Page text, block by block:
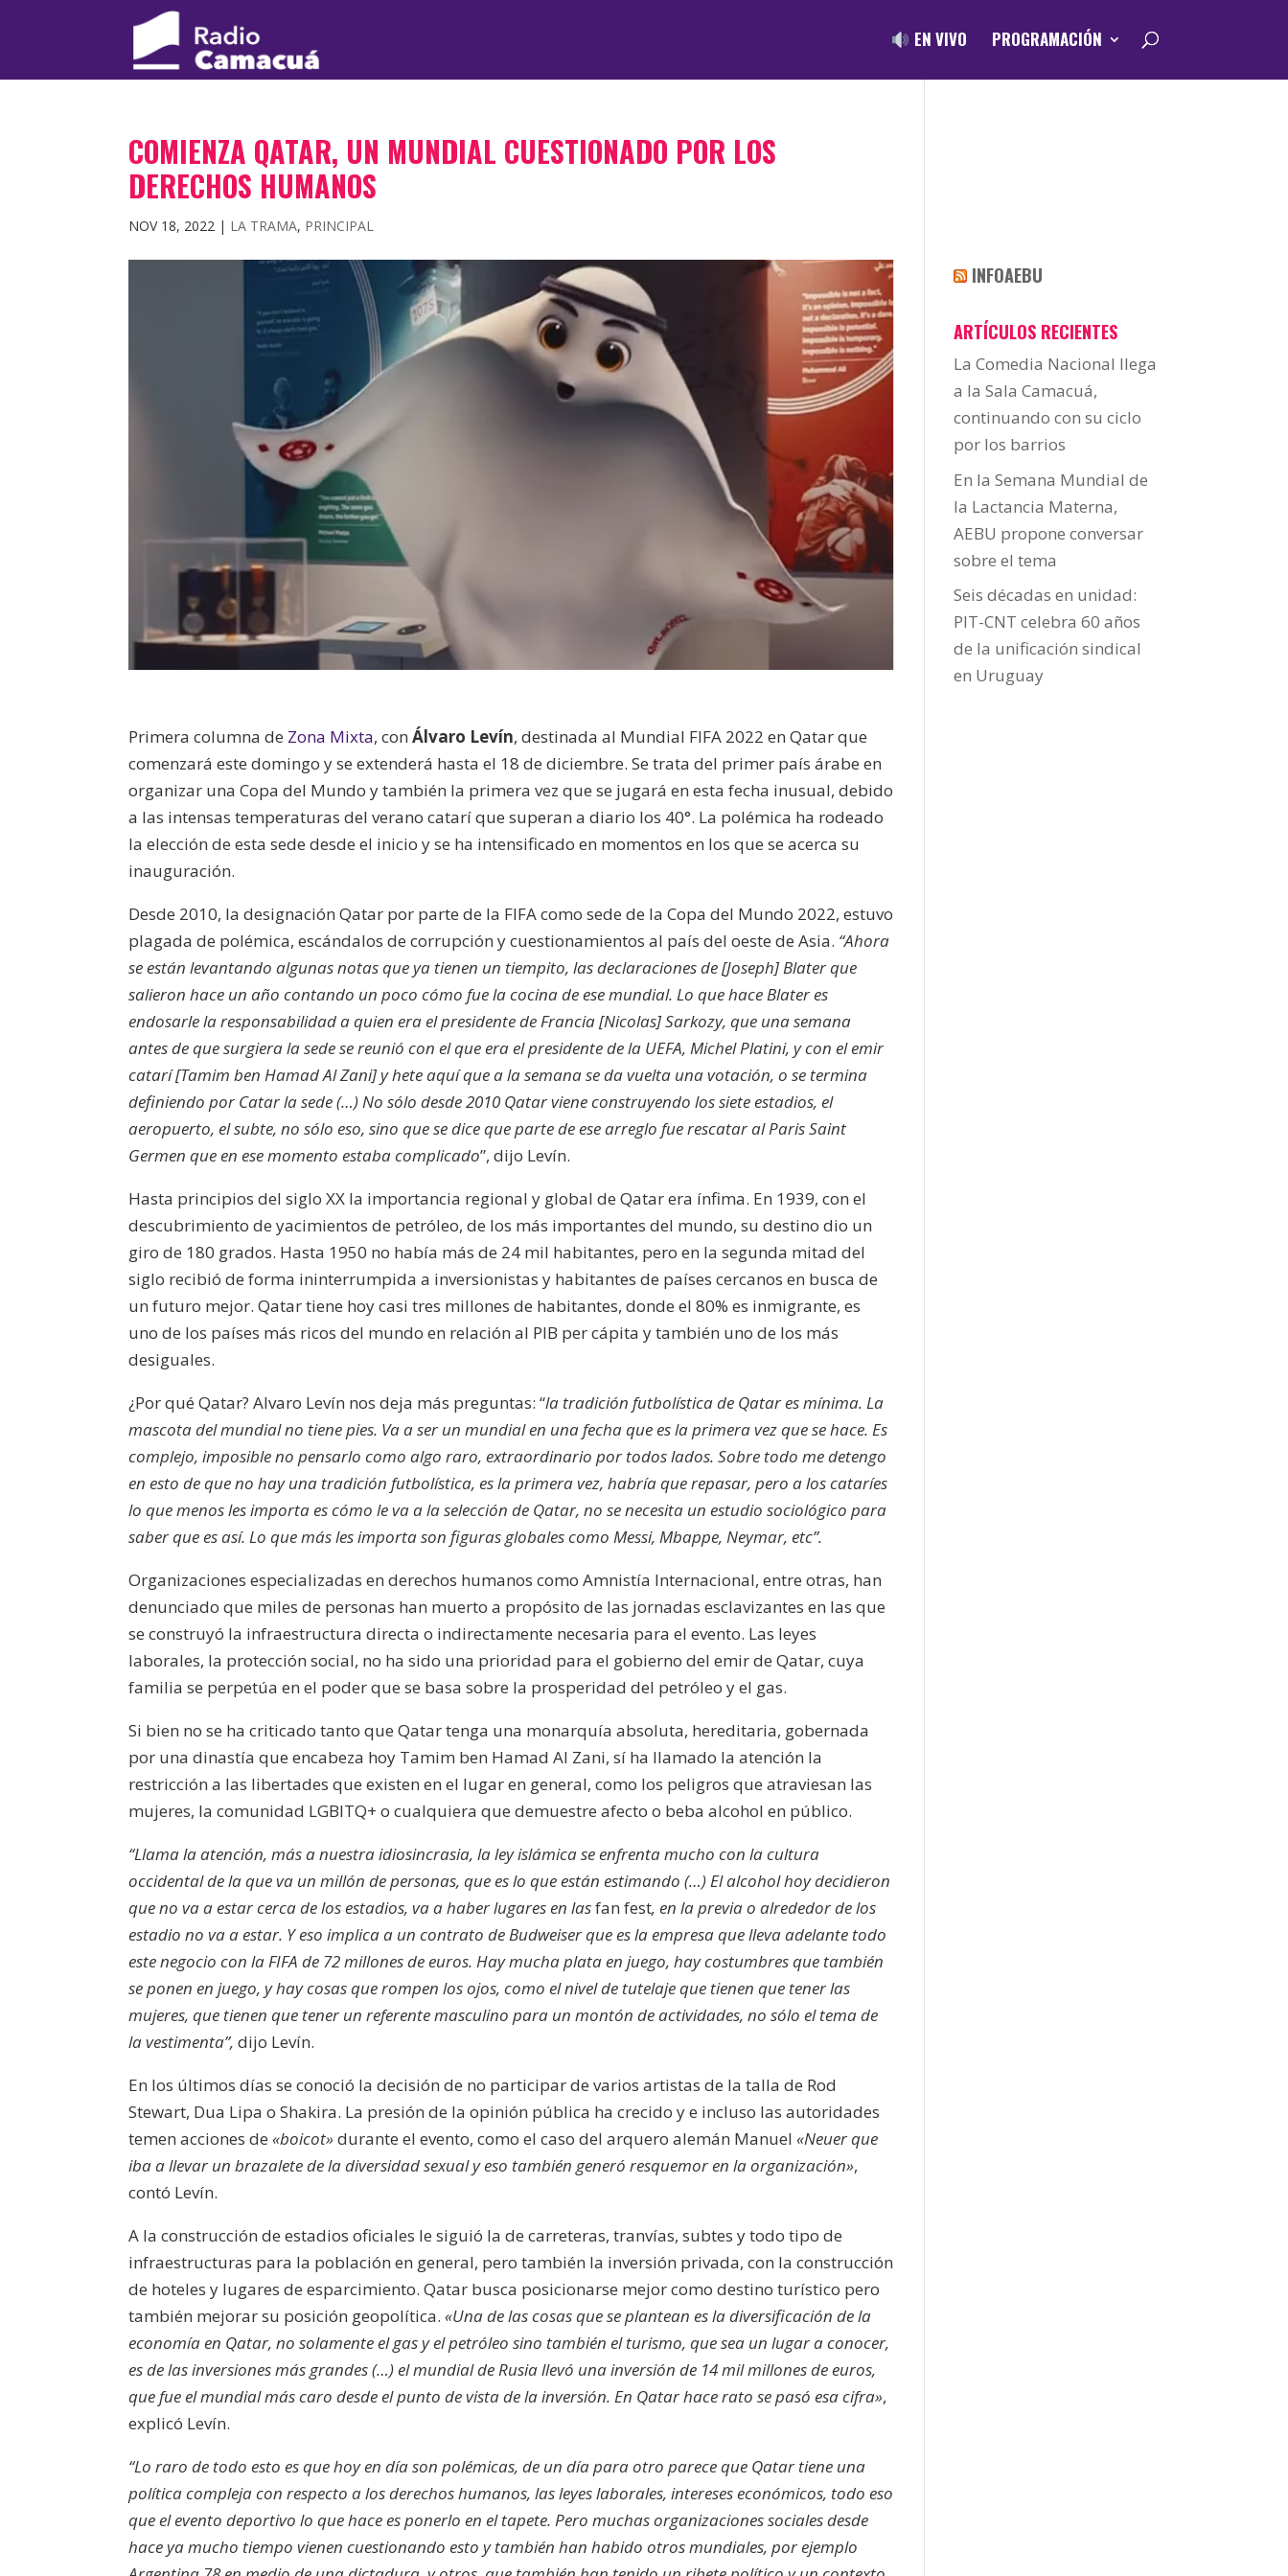
EN VIVO PROGRAMACIÓN
COMIENZA QATAR, UN MUNDIAL CUESTIONADO POR LOS
DERECHOS HUMANOS
NOV 18, 2022 | LA TRAMA, PRINCIPAL
Primera columna de Zona Mixta, conÁlvaro Levín, destinada al Mundial FIFA 2022 en Qatar que
comenzará este domingo y se extenderá hasta el 18 de diciembre. Se trata del primer país árabe en
organizar una Copa del Mundo y también la primera vez que se jugará en esta fecha inusual, debido
a las intensas temperaturas del verano catarí que superan a diario los 40°. La polémica ha rodeado
la elección de esta sede desde el inicio y se ha intensificado en momentos en los que se acerca su
inauguración.
Desde 2010, la designación Qatar por parte de la FIFA como sede de la Copa del Mundo 2022, estuvo
plagada de polémica, escándalos de corrupción y cuestionamientos al país del oeste de Asia. “Ahora
se están levantando algunas notas que ya tienen un tiempito, las declaraciones de [Joseph] Blater que
salieron hace un año contando un poco cómo fue la cocina de ese mundial. Lo que hace Blater es
endosarle la responsabilidad a quien era el presidente de Francia [Nicolas] Sarkozy, que una semana
antes de que surgiera la sede se reunió con el que era el presidente de la UEFA, Michel Platini, y con el emir
catarí [Tamim ben Hamad Al Zani] y hete aquí que a la semana se da vuelta una votación, o se termina
definiendo por Catar la sede (…) No sólo desde 2010 Qatar viene construyendo los siete estadios, el
aeropuerto, el subte, no sólo eso, sino que se dice que parte de ese arreglo fue rescatar al Paris Saint
Germen que en ese momento estaba complicado”, dijo Levín.
Hasta principios del siglo XX la importancia regional y global de Qatar era ínfima. En 1939, con el
descubrimiento de yacimientos de petróleo, de los más importantes del mundo, su destino dio un
giro de 180 grados. Hasta 1950 no había más de 24 mil habitantes, pero en la segunda mitad del
siglo recibió de forma ininterrumpida a inversionistas y habitantes de países cercanos en busca de
un futuro mejor. Qatar tiene hoy casi tres millones de habitantes, donde el 80% es inmigrante, es
uno de los países más ricos del mundo en relación al PIB per cápita y también uno de los más
desiguales.
¿Por qué Qatar? Alvaro Levín nos deja más preguntas: “la tradición futbolística de Qatar es mínima. La
mascota del mundial no tiene pies. Va a ser un mundial en una fecha que es la primera vez que se hace. Es
complejo, imposible no pensarlo como algo raro, extraordinario por todos lados. Sobre todo me detengo
en esto de que no hay una tradición futbolística, es la primera vez, habría que repasar, pero a los cataríes
lo que menos les importa es cómo le va a la selección de Qatar, no se necesita un estudio sociológico para
saber que es así. Lo que más les importa son figuras globales como Messi, Mbappe, Neymar, etc”.
Organizaciones especializadas en derechos humanos como Amnistía Internacional, entre otras, han
denunciado que miles de personas han muerto a propósito de las jornadas esclavizantes en las que
se construyó la infraestructura directa o indirectamente necesaria para el evento. Las leyes
laborales, la protección social, no ha sido una prioridad para el gobierno del emir de Qatar, cuya
familia se perpetúa en el poder que se basa sobre la prosperidad del petróleo y el gas.
Si bien no se ha criticado tanto que Qatar tenga una monarquía absoluta, hereditaria, gobernada
por una dinastía que encabeza hoy Tamim ben Hamad Al Zani, sí ha llamado la atención la
restricción a las libertades que existen en el lugar en general, como los peligros que atraviesan las
mujeres, la comunidad LGBITQ+ o cualquiera que demuestre afecto o beba alcohol en público.
“Llama la atención, más a nuestra idiosincrasia, la ley islámica se enfrenta mucho con la cultura
occidental de la que va un millón de personas, que es lo que están estimando (…) El alcohol hoy decidieron
que no va a estar cerca de los estadios, va a haber lugares en lasfan fest, en la previa o alrededor de los
estadio no va a estar. Y eso implica a un contrato de Budweiser que es la empresa que lleva adelante todo
este negocio con la FIFA de 72 millones de euros. Hay mucha plata en juego, hay costumbres que también
se ponen en juego, y hay cosas que rompen los ojos, como el nivel de tutelaje que tienen que tener las
mujeres, que tienen que tener un referente masculino para un montón de actividades, no sólo el tema de
la vestimenta”, dijo Levín.
En los últimos días se conoció la decisión de no participar de varios artistas de la talla de Rod
Stewart, Dua Lipa o Shakira. La presión de la opinión pública ha crecido y e incluso las autoridades
temen acciones de«boicot»durante el evento, como el caso del arquero alemán Manuel«Neuer que
iba a llevar un brazalete de la diversidad sexual y eso también generó resquemor en la organización»,
contó Levín.
A la construcción de estadios oficiales le siguió la de carreteras, tranvías, subtes y todo tipo de
infraestructuras para la población en general, pero también la inversión privada, con la construcción
de hoteles y lugares de esparcimiento. Qatar busca posicionarse mejor como destino turístico pero
también mejorar su posición geopolítica.«Una de las cosas que se plantean es la diversificación de la
economía en Qatar, no solamente el gas y el petróleo sino también el turismo, que sea un lugar a conocer,
es de las inversiones más grandes (…) el mundial de Rusia llevó una inversión de 14 mil millones de euros,
que fue el mundial más caro desde el punto de vista de la inversión. En Qatar hace rato se pasó esa cifra»,
explicó Levín.
“Lo raro de todo esto es que hoy en día son polémicas, de un día para otro parece que Qatar tiene una
política compleja con respecto a los derechos humanos, las leyes laborales, intereses económicos, todo eso
que el evento deportivo lo que hace es ponerlo en el tapete. Pero muchas organizaciones sociales desde
hace ya mucho tiempo vienen cuestionando esto y también han habido otros mundiales, por ejemplo
INFOAEBU
ARTÍCULOS RECIENTES
La Comedia Nacional llega
a la Sala Camacuá,
continuando con su ciclo
por los barrios
En la Semana Mundial de
la Lactancia Materna,
AEBU propone conversar
sobre el tema
Seis décadas en unidad:
PIT-CNT celebra 60 años
de la unificación sindical
en Uruguay